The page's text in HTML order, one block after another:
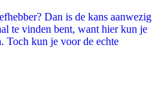
Dan is de kans aanwezig
te vinden bent, want hier kun je
Toch kun je voor de echte